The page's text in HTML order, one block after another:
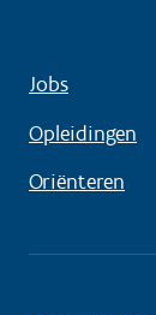
Jobs
Opleidingen
Oriënteren